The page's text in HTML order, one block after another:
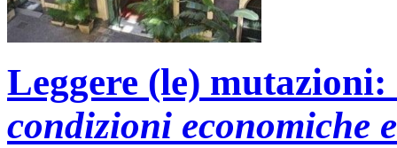
Leggere (le)
condizioni economiche